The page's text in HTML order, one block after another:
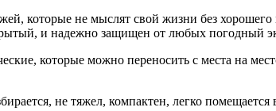
которые не мыслят свой жизни без
и надежно защищен от любых погодный
которые можно переносить с места на
не тяжел, компактен, легко